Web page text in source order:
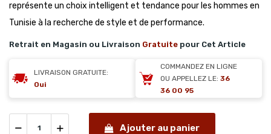
représente un choix intelligent et tendance pour les hommes en
Tunisie à la recherche de style et de performance.
Retrait en Magasin ou Livraison Gratuite pour Cet Article
LIVRAISON GRATUITE:
Oui
COMMANDEZ EN LIGNE
OU APPELLEZ LE: 36
36 00 95
Ajouter au panier